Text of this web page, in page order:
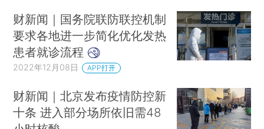
财新闻｜国务院联防联控机制
要求各地进一步简化优化发热
患者就诊流程
2022年12月08日 APP打开
财新闻｜北京发布疫情防控新
十条 进入部分场所依旧需48